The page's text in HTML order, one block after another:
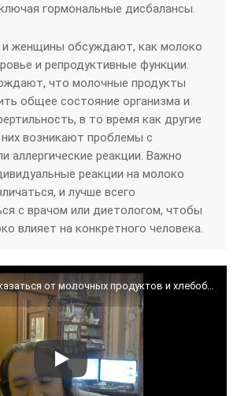
гормональные дисбалансы.
женщины обсуждают, как молоко
и репродуктивные функции.
что молочные продукты
общее состояние организма и
в то время как другие
возникают проблемы с
аллергические реакции. Важно
реакции на молоко
и лучше всего
с врачом или диетологом, чтобы
влияет на конкретного человека.